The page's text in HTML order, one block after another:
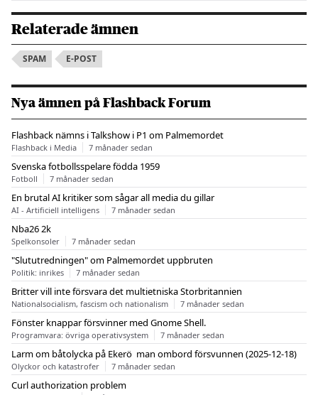
Relaterade ämnen
SPAM E-POST
Nya ämnen på Flashback Forum
Flashback nämns i Talkshow i P1 om Palmemordet
Flashback i Media 7 månader sedan
Svenska fotbollsspelare födda 1959
Fotboll 7 månader sedan
En brutal AI kritiker som sågar all media du gillar
AI - Artificiell intelligens 7 månader sedan
Nba26 2k
Spelkonsoler 7 månader sedan
"Slututredningen" om Palmemordet uppbruten
Politik: inrikes 7 månader sedan
Britter vill inte försvara det multietniska Storbritannien
Nationalsocialism, fascism och nationalism 7 månader sedan
Fönster knappar försvinner med Gnome Shell.
Programvara: övriga operativsystem 7 månader sedan
Larm om båtolycka på Ekerö  man ombord försvunnen (2025-12-18)
Olyckor och katastrofer 7 månader sedan
Curl authorization problem